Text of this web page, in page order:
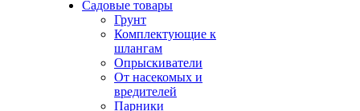
Садовые товары
Грунт
Комплектующие к
шлангам
Опрыскиватели
От насекомых и
вредителей
Парники